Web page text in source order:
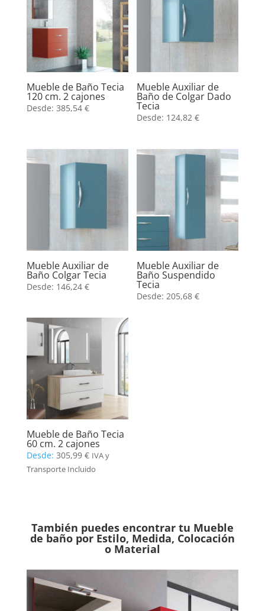
Mueble de Baño Tecia
120 cm. 2 cajones
Desde: 385,54 €
Mueble Auxiliar de
Baño de Colgar Dado
Tecia
Desde: 124,82€
Mueble Auxiliar de
Baño Colgar Tecia
Desde: 146,24 €
Mueble Auxiliar de
Baño Suspendido
Tecia
Desde: 205,68€
Mueble de Baño Tecia
60 cm. 2 cajones
Desde: 305,99 € IVA y
Transporte Incluido
También puedes encontrar tu Mueble
de baño por Estilo, Medida, Colocación
o Material